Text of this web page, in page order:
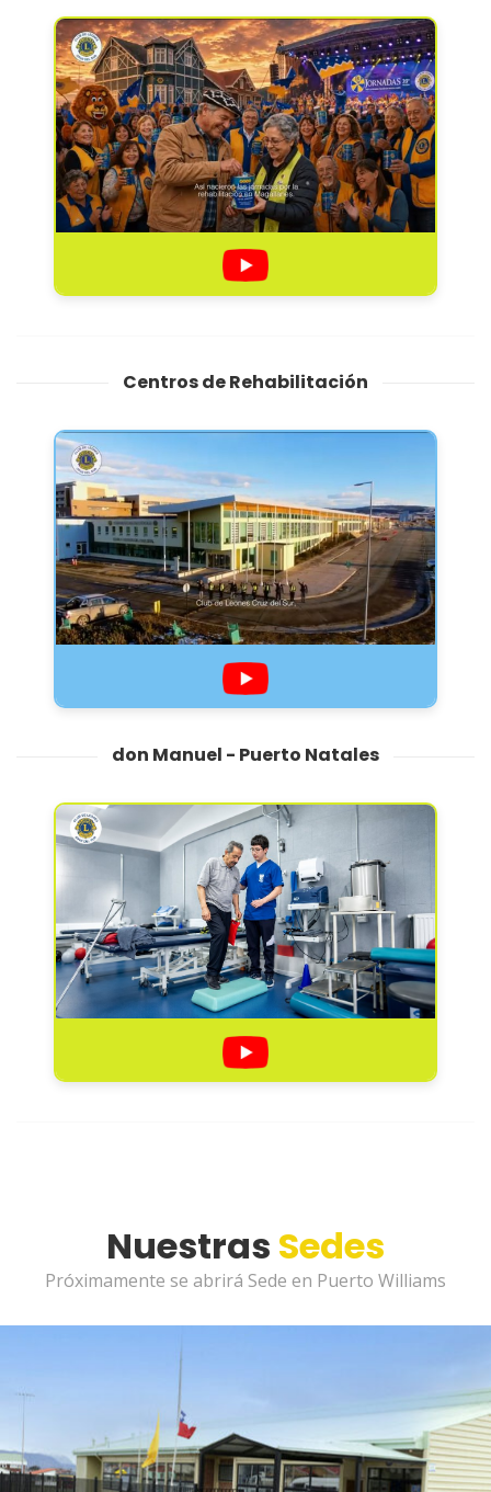
Centros de Rehabilitación
don Manuel - Puerto Natales
Nuestras Sedes
Próximamente se abrirá Sede en Puerto Williams